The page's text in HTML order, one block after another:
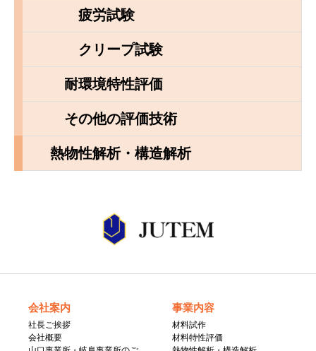
疲労試験
クリープ試験
耐環境特性評価
その他の評価技術
熱物性解析・構造解析
会社案内
社長ご挨拶
会社概要
事業内容
材料試作
材料特性評価